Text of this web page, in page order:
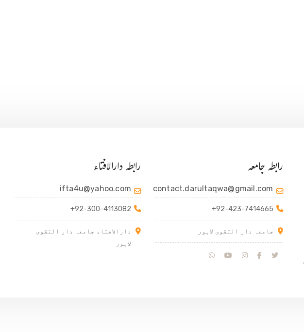
رابطہ جامعہ
contact.darultaqwa@gmail.com
+92-423-7414665
جامعہ دار التقوی لاہور
رابطہ دارالافتاء
ifta4u@yahoo.com
+92-300-4113082
دارالافتاء جامعہ دار التقوی
لاہور